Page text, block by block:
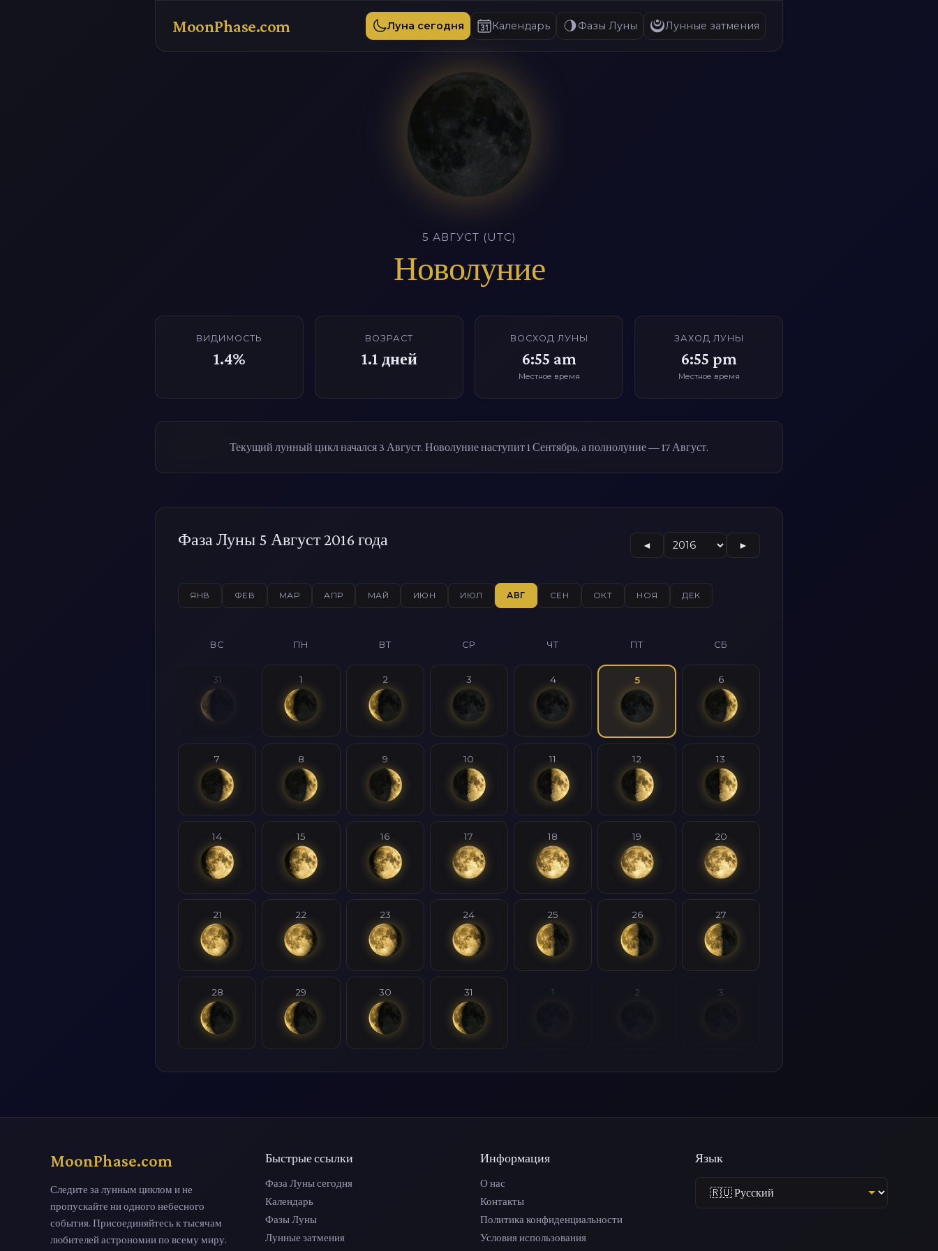
MoonPhase.com Луна сегодня Календарь Фазы Луны Лунные затмения
5 АВГУСТ (UTC)
Новолуние
ВИДИМОСТЬ
1.4%
ВОЗРАСТ
1.1 дней
ВОСХОД ЛУНЫ
6:55 am
Местное время
ЗАХОД ЛУНЫ
6:55 pm
Местное время
Текущий лунный цикл начался 3 Август. Новолуние наступит 1 Сентябрь, а полнолуние — 17 Август.
Фаза Луны 5 Август 2016 года ◄ ►
ЯНВ ФЕВ МАР АПР МАЙ ИЮН ИЮЛ АВГ СЕН ОКТ НОЯ ДЕК
ВС ПН ВТ СР ЧТ ПТ СБ
31 1 2 3 4 5 6
7 8 9 10 11 12 13
14 15 16 17 18 19 20
21 22 23 24 25 26 27
28 29 30 31 1 2 3
MoonPhase.com
Следите за лунным циклом и не
пропускайте ни одного небесного
события. Присоединяйтесь к тысячам
любителей астрономии по всему миру.
Быстрые ссылки
Фаза Луны сегодня
Календарь
Фазы Луны
Лунные затмения
Информация
О нас
Контакты
Политика конфиденциальности
Условия использования
Язык